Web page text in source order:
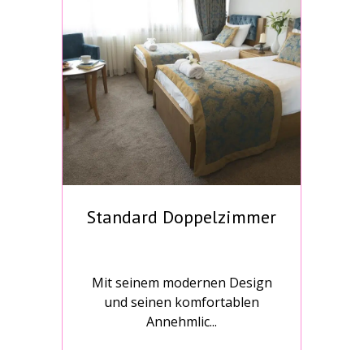
Standard Doppelzimmer
Mit seinem modernen Design
und seinen komfortablen
Annehmlic...